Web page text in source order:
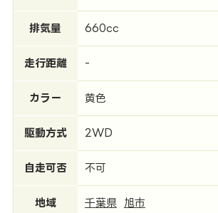
排気量 660cc
走行距離 -
カラー 黄色
駆動方式 2WD
自走可否 不可
地域 千葉県 旭市